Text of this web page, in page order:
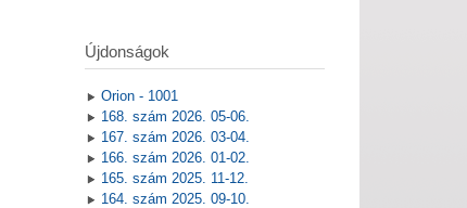
Újdonságok
Orion - 1001
168. szám 2026. 05-06.
167. szám 2026. 03-04.
166. szám 2026. 01-02.
165. szám 2025. 11-12.
164. szám 2025. 09-10.